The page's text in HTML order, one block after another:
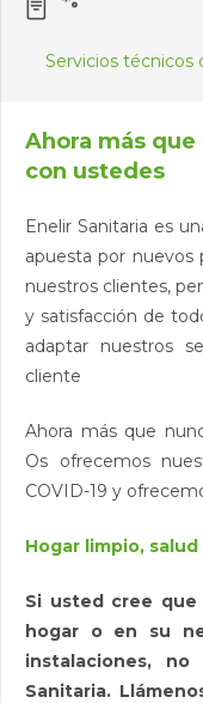
Servicios técnicos
Ahora más
con ustedes
Enelir Sanitaria es
apuesta por nuevos
nuestros clientes,
y satisfacción de
adaptar nuestros
cliente
Ahora más que
Os ofrecemos
COVID-19 y
Hogar limpio,
Si usted cree
hogar o en su
instalaciones,
Sanitaria.